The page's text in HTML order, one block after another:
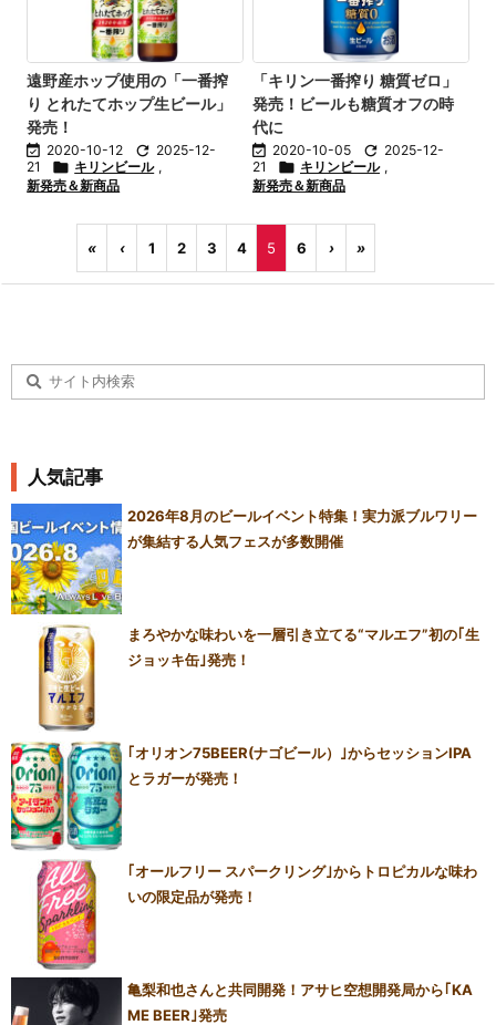
遠野産ホップ使用の「一番搾
り とれたてホップ生ビール」
発売！
 2020-10-12  2025-12-
21
 キリンビール ,
新発売＆新商品
「キリン一番搾り 糖質ゼロ」
発売！ビールも糖質オフの時
代に
 2020-10-05  2025-12-
21
 キリンビール ,
新発売＆新商品
« ‹ 1 2 3 4 5 6 › »
人気記事
2026年8月のビールイベント特集！実力派ブルワリー
が集結する人気フェスが多数開催
まろやかな味わいを一層引き立てる“マルエフ”初の｢生
ジョッキ缶｣発売！
｢オリオン75BEER(ナゴビール）｣からセッションIPA
とラガーが発売！
｢オールフリー スパークリング｣からトロピカルな味わ
いの限定品が発売！
亀梨和也さんと共同開発！アサヒ空想開発局から｢KA
ME BEER｣発売